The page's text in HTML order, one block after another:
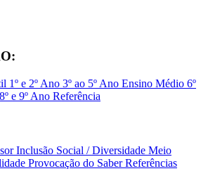
1º e 2º Ano 3º ao 5º Ano Ensino Médio 6º
8º e 9º Ano Referência
Inclusão Social / Diversidade Meio
Provocação do SaberReferências